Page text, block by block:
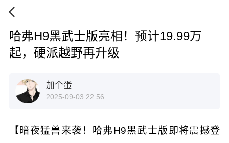
哈弗H9黑武士版亮相！预计19.99万
起，硬派越野再升级
加个蛋
2025-09-03 22:56
【暗夜猛兽来袭！哈弗H9黑武士版即将震撼登